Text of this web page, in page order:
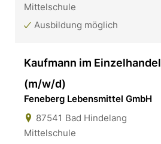
Mittelschule
Ausbildung möglich
Kaufmann im Einzelhandel
(m/w/d)
Feneberg Lebensmittel GmbH
87541 Bad Hindelang
Mittelschule